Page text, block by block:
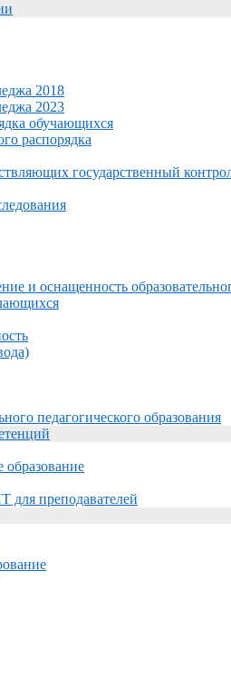
2018
2023
обучающихся
распорядка
государственный
и оснащенность
педагогического образования
образование
для преподавателей